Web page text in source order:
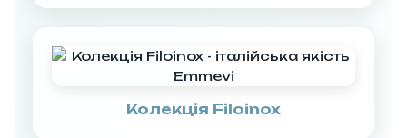
Колекція Filoinox